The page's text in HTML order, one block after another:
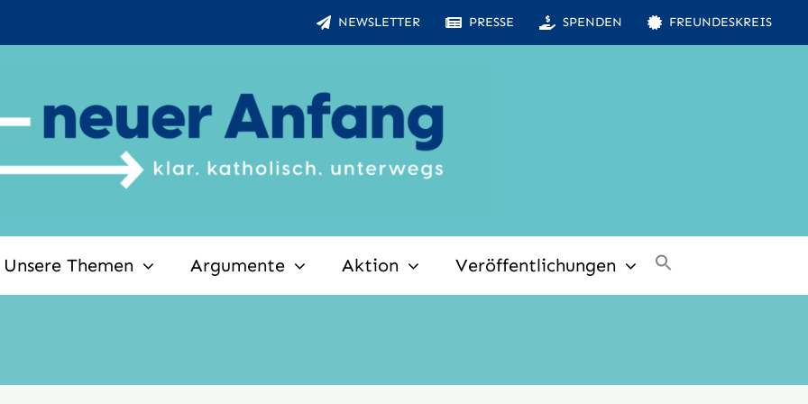
NEWSLETTER PRESSE SPENDEN FREUNDESKREIS
Unsere Themen Argumente Aktion Veröffentlichungen